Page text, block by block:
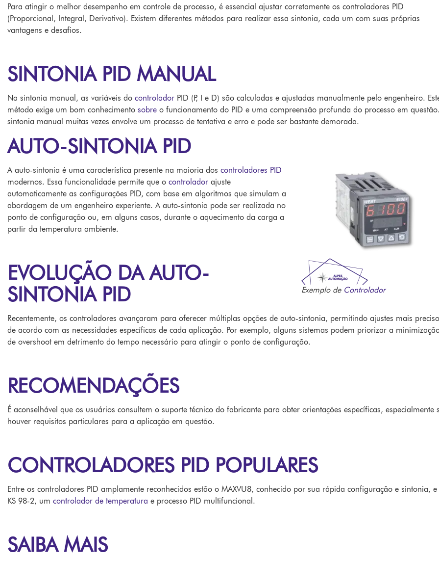
Para atingir o melhor desempenho em controle de processo, é essencial ajustar corretamente os controladores PID
(Proporcional, Integral, Derivativo). Existem diferentes métodos para realizar essa sintonia, cada um com suas próprias
vantagens e desafios.
SINTONIA PID MANUAL
Na sintonia manual, as variáveis do controlador PID (P, I e D) são calculadas e ajustadas manualmente pelo engenheiro.
método exige um bom conhecimento sobre o funcionamento do PID e uma compreensão profunda do processo em
sintonia manual muitas vezes envolve um processo de tentativa e erro e pode ser bastante demorada.
Exemplo de Controlador
AUTO-SINTONIA PID
A auto-sintonia é uma característica presente na maioria dos controladores PID
modernos. Essa funcionalidade permite que o controlador ajuste
automaticamente as configurações PID, com base em algoritmos que simulam a
abordagem de um engenheiro experiente. A auto-sintonia pode ser realizada no
ponto de configuração ou, em alguns casos, durante o aquecimento da carga a
partir da temperatura ambiente.
EVOLUÇÃO DA AUTO-
SINTONIA PID
Recentemente, os controladores avançaram para oferecer múltiplas opções de auto-sintonia, permitindo ajustes mais
de acordo com as necessidades específicas de cada aplicação. Por exemplo, alguns sistemas podem priorizar a
de overshoot em detrimento do tempo necessário para atingir o ponto de configuração.
RECOMENDAÇÕES
É aconselhável que os usuários consultem o suporte técnico do fabricante para obter orientações específicas, especialmente
houver requisitos particulares para a aplicação em questão.
CONTROLADORES PID POPULARES
Entre os controladores PID amplamente reconhecidos estão o MAXVU8, conhecido por sua rápida configuração e sintonia, e
KS 98-2, um controlador de temperatura e processo PID multifuncional.
SAIBA MAIS